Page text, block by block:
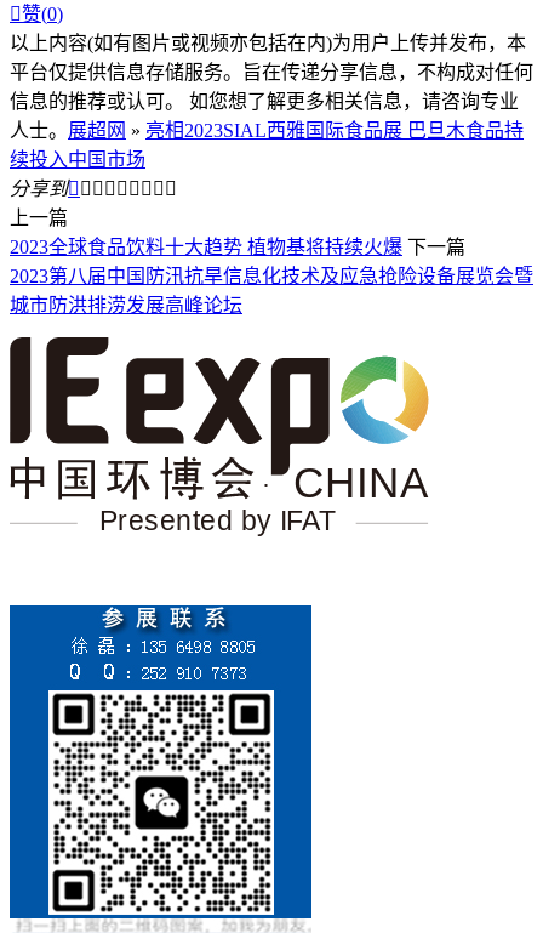
赞(0)
以上内容(如有图片或视频亦包括在内)为用户上传并发布，本
平台仅提供信息存储服务。旨在传递分享信息，不构成对任何
信息的推荐或认可。 如您想了解更多相关信息，请咨询专业
人士。 展超网 » 亮相2023SIAL西雅国际食品展 巴旦木食品持
续投入中国市场
分享到        
上一篇
2023全球食品饮料十大趋势 植物基将持续火爆 下一篇
2023第八届中国防汛抗旱信息化技术及应急抢险设备展览会暨
城市防洪排涝发展高峰论坛